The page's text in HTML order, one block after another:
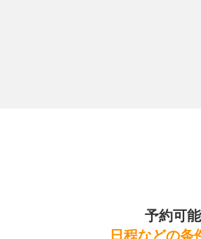
予約可
日程などの条